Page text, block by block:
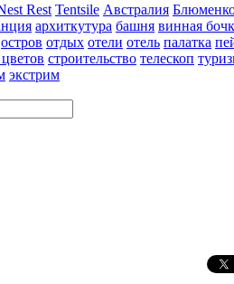
Rest Tentsile Австралия
архиткутура башня винная
остров отдых отели отель палатка
строительство телескоп
экстрим